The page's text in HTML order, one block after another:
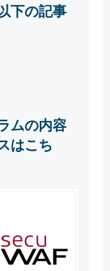
下の記事
ムの内容
はこち